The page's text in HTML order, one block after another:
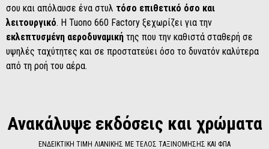
σου και απόλαυσε ένα στυλ τόσο επιθετικό όσο και
λειτουργικό. Η Tuono 660 Factory ξεχωρίζει για την
εκλεπτυσμένη αεροδυναμική της που την καθιστά σταθερή σε
υψηλές ταχύτητες και σε προστατεύει όσο το δυνατόν καλύτερα
από τη ροή του αέρα.
Ανακάλυψε εκδόσεις και χρώματα
ΕΝΔΕΙΚΤΙΚΗ ΤΙΜΗ ΛΙΑΝΙΚΗΣ ΜΕ ΤΕΛΟΣ ΤΑΞΙΝΟΜΗΣΗΣ ΚΑΙ ΦΠΑ